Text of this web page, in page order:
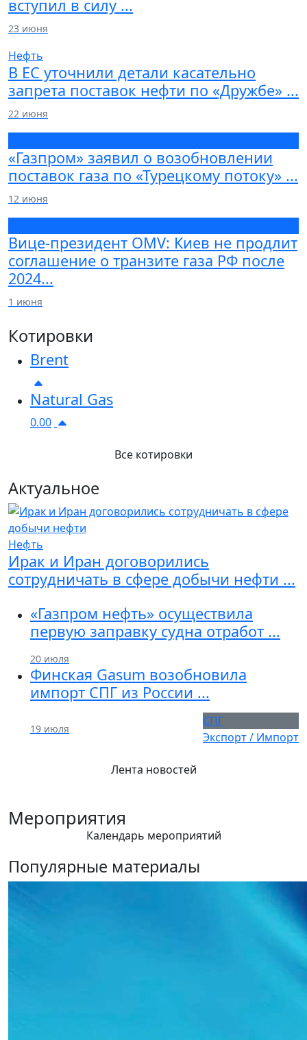
вступил в силу ...
23 июня
Нефть
В ЕС уточнили детали касательно
запрета поставок нефти по «Дружбе» ...
22 июня
«Газпром» заявил о возобновлении
поставок газа по «Турецкому потоку» ...
12 июня
Вице-президент OMV: Киев не продлит
соглашение о транзите газа РФ после
2024...
1 июня
Котировки
Brent
Natural Gas
0.00
Все котировки
Актуальное
Нефть
Ирак и Иран договорились
сотрудничать в сфере добычи нефти ...
Previous
«Газпром нефть» осуществила
первую заправку судна отработ ...
20 июля
Финская Gasum возобновила
импорт СПГ из России ...
19 июля
СПГ
Экспорт / Импорт
Лента новостей
Мероприятия
Календарь мероприятий
Популярные материалы